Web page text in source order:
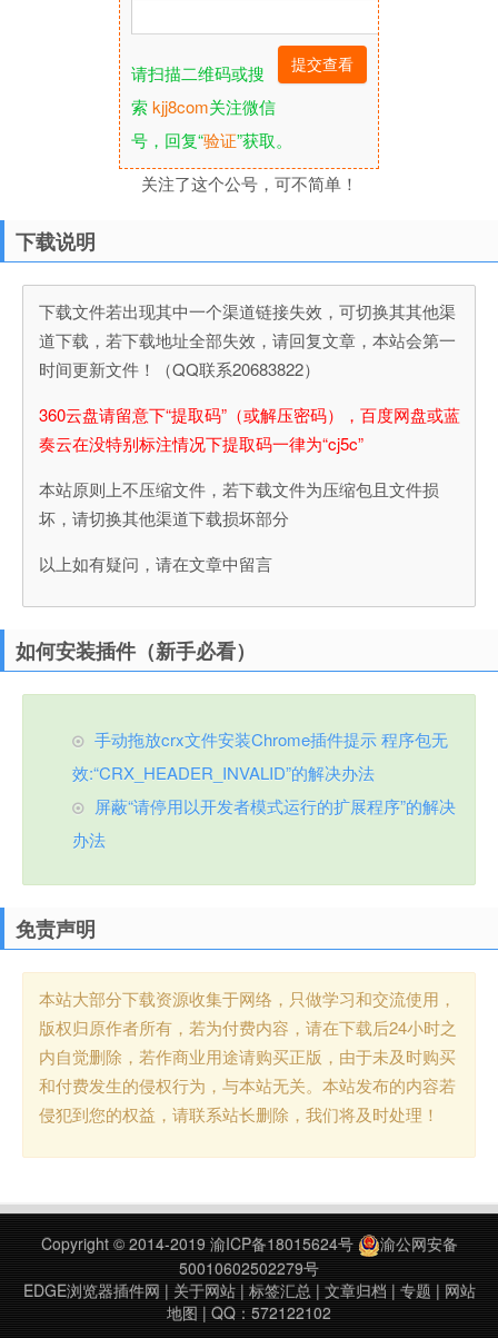
请扫描二维码或搜
索kjj8com关注微信
号，回复“验证”获取。
关注了这个公号，可不简单！
下载说明
下载文件若出现其中一个渠道链接失效，可切换其其他渠
道下载，若下载地址全部失效，请回复文章，本站会第一
时间更新文件！（QQ联系20683822）
360云盘请留意下“提取码”（或解压密码），百度网盘或蓝
奏云在没特别标注情况下提取码一律为“cj5c”
本站原则上不压缩文件，若下载文件为压缩包且文件损
坏，请切换其他渠道下载损坏部分
以上如有疑问，请在文章中留言
如何安装插件（新手必看）
手动拖放crx文件安装Chrome插件提示 程序包无
效:“CRX_HEADER_INVALID”的解决办法
屏蔽“请停用以开发者模式运行的扩展程序”的解决
办法
免责声明
本站大部分下载资源收集于网络，只做学习和交流使用，
版权归原作者所有，若为付费内容，请在下载后24小时之
内自觉删除，若作商业用途请购买正版，由于未及时购买
和付费发生的侵权行为，与本站无关。本站发布的内容若
侵犯到您的权益，请联系站长删除，我们将及时处理！
Copyright © 2014-2019 渝ICP备18015624号
渝公网安备
50010602502279号
EDGE浏览器插件网 | 关于网站| 标签汇总| 文章归档 | 专题 | 网站
地图 | QQ：572122102